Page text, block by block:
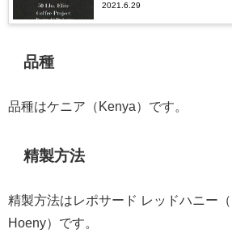
2021.6.29
品種
品種はケニア（Kenya）です。
精製方法
精製方法はレポサード レッドハニー
Hoeny）です。